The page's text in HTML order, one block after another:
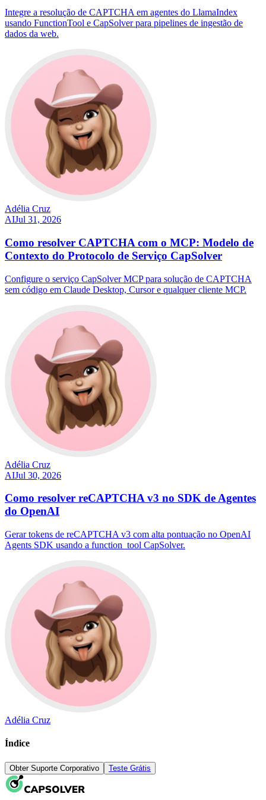
Integre a resolução de CAPTCHA em agentes do LlamaIndex
usando FunctionTool e CapSolver para pipelines de ingestão de
dados da web.
Adélia Cruz
AIJul 31, 2026
Como resolver CAPTCHA com o MCP: Modelo de
Contexto do Protocolo de Serviço CapSolver
Configure o serviço CapSolver MCP para solução de CAPTCHA
sem código em Claude Desktop, Cursor e qualquer cliente MCP.
Adélia Cruz
AIJul 30, 2026
Como resolver reCAPTCHA v3 no SDK de Agentes
do OpenAI
Gerar tokens de reCAPTCHA v3 com alta pontuação no OpenAI
Agents SDK usando a function_tool CapSolver.
Adélia Cruz
Índice
Obter Suporte Corporativo Teste Grátis